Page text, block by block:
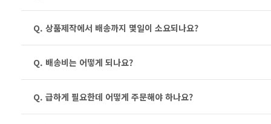
Q. 상품제작에서 배송까지 몇일이 소요되나요?
Q. 배송비는 어떻게 되나요?
Q. 급하게 필요한데 어떻게 주문해야 하나요?